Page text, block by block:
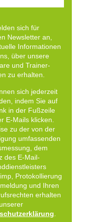
sich für
Newsletter an,
Informationen
über unsere
und Trainer-
zu erhalten.
sich jederzeit
indem Sie auf
in der Fußzeile
E-Mails klicken.
zu der von der
umfassenden
dem
des E-Mail-
Protokollierung
und Ihren
erhalten
.